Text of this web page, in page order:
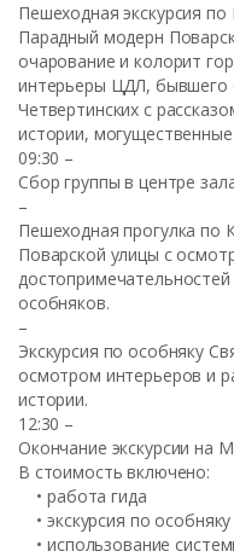
Пешеходная экскурсия по
Парадный модерн
очарование и колорит
интерьеры ЦДЛ, бывшего
Четвертинских с
истории,
09:30 –
Сбор группы в центре
–
Пешеходная прогулка по
Поварской улицы с
особняков.
–
Экскурсия по особняку
осмотром интерьеров и
истории.
12:30 –
Окончание экскурсии на
В стоимость включено:
• работа гида
• экскурсия по
• использование